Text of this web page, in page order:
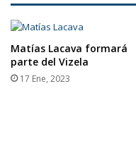
Matías Lacava formará
parte del Vizela
17 Ene, 2023